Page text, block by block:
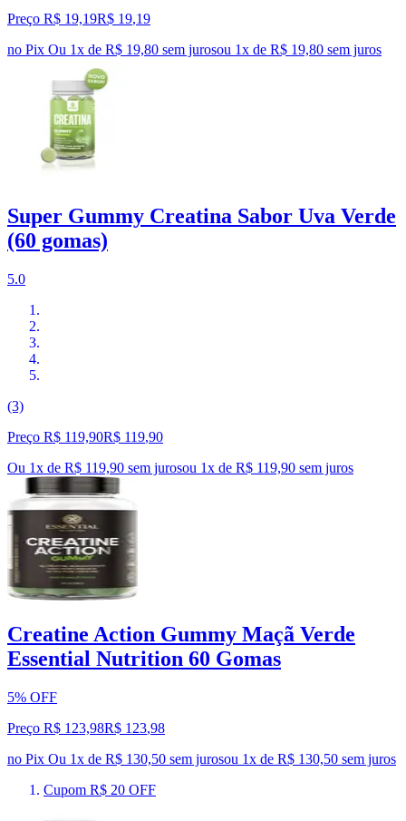
Preço R$ 19,19R$ 19,19
no Pix Ou 1x de R$ 19,80 sem jurosou 1x de R$ 19,80 sem juros
Super Gummy Creatina Sabor Uva Verde
(60 gomas)
5.0
(3)
Preço R$ 119,90R$ 119,90
Ou 1x de R$ 119,90 sem jurosou 1x de R$ 119,90 sem juros
Creatine Action Gummy Maçã Verde
Essential Nutrition 60 Gomas
5% OFF
Preço R$ 123,98R$ 123,98
no Pix Ou 1x de R$ 130,50 sem jurosou 1x de R$ 130,50 sem juros
Cupom R$ 20 OFF